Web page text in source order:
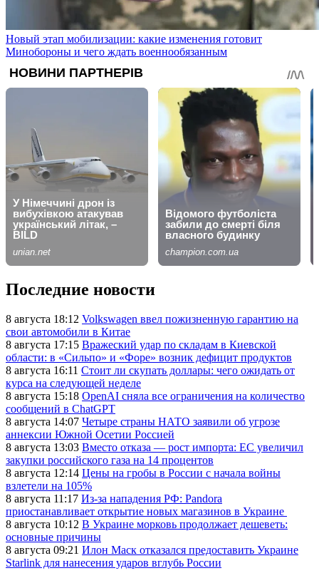
Новый этап мобилизации: какие изменения готовит
Минобороны и чего ждать военнообязанным
Последние новости
8 августа 18:12 Volkswagen ввел пожизненную гарантию на
свои автомобили в Китае
8 августа 17:15 Вражеский удар по складам в Киевской
области: в «Сильпо» и «Форе» возник дефицит продуктов
8 августа 16:11 Стоит ли скупать доллары: чего ожидать от
курса на следующей неделе
8 августа 15:18 OpenAI сняла все ограничения на количество
сообщений в ChatGPT
8 августа 14:07 Четыре страны НАТО заявили об угрозе
аннексии Южной Осетии Россией
8 августа 13:03 Вместо отказа — рост импорта: ЕС увеличил
закупки российского газа на 14 процентов
8 августа 12:14 Цены на гробы в России с начала войны
взлетели на 105%
8 августа 11:17 Из-за нападения РФ: Pandora
приостанавливает открытие новых магазинов в Украине
8 августа 10:12 В Украине морковь продолжает дешеветь:
основные причины
8 августа 09:21 Илон Маск отказался предоставить Украине
Starlink для нанесения ударов вглубь России